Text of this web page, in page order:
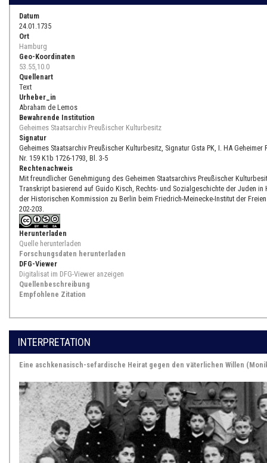
Datum
24.01.1735
Ort
Hamburg
Geo-Koordinaten
53.55,10.0
Quellenart
Text
Urheber_in
Abraham de Lemos
Bewahrende Institution
Geheimes Staatsarchiv Preußischer Kulturbesitz
Signatur
Geheimes Staatsarchiv Preußischer Kulturbesitz, Signatur Gsta PK, I. HA
Nr. 159 K1b 1726-1793, Bl. 3-5
Rechtenachweis
Mit freundlicher Genehmigung des Geheimen Staatsarchivs Preußischer
Transkript basierend auf Guido Kisch, Rechts- und Sozialgeschichte der Juden in
der Historischen Kommission zu Berlin beim Friedrich-Meinecke-Institut der
202-203.
Herunterladen
Quelle herunterladen
Forschungsdaten herunterladen
DFG-Viewer
Digitalisat im DFG-Viewer anzeigen
Quellenbeschreibung
Empfohlene Zitation
INTERPRETATION
Eine aschkenasisch-sefardische Heirat gegen den väterlichen Willen